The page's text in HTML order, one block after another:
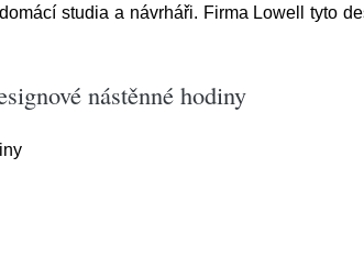
studia a návrháři. Firma Lowell tyto
nástěnné hodiny